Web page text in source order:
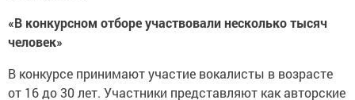
«В конкурсном отборе участвовали несколько тысяч
человек»
В конкурсе принимают участие вокалисты в возрасте
от 16 до 30 лет. Участники представляют как авторские